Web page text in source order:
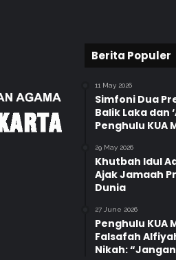
Berita Populer
11 May 2026
Simfoni Dua
Balik Laka dan
Penghulu KUA
29 May 2026
Khutbah Idul
Ajak Jamaah
Dunia
27 June 2026
Penghulu KUA
Falsafah
Nikah: